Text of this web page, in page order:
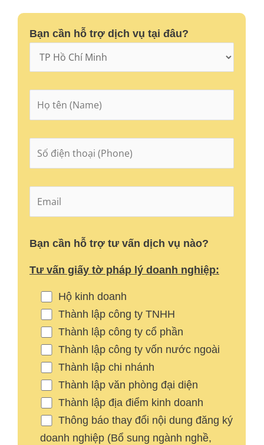
Bạn cần hỗ trợ dịch vụ tại đâu?
Bạn cần hỗ trợ tư vấn dịch vụ nào?
Tư vấn giấy tờ pháp lý doanh nghiệp:
Hộ kinh doanh
Thành lập công ty TNHH
Thành lập công ty cổ phần
Thành lập công ty vốn nước ngoài
Thành lập chi nhánh
Thành lập văn phòng đại diện
Thành lập địa điểm kinh doanh
Thông báo thay đổi nội dung đăng ký
doanh nghiệp (Bổ sung ngành nghề,